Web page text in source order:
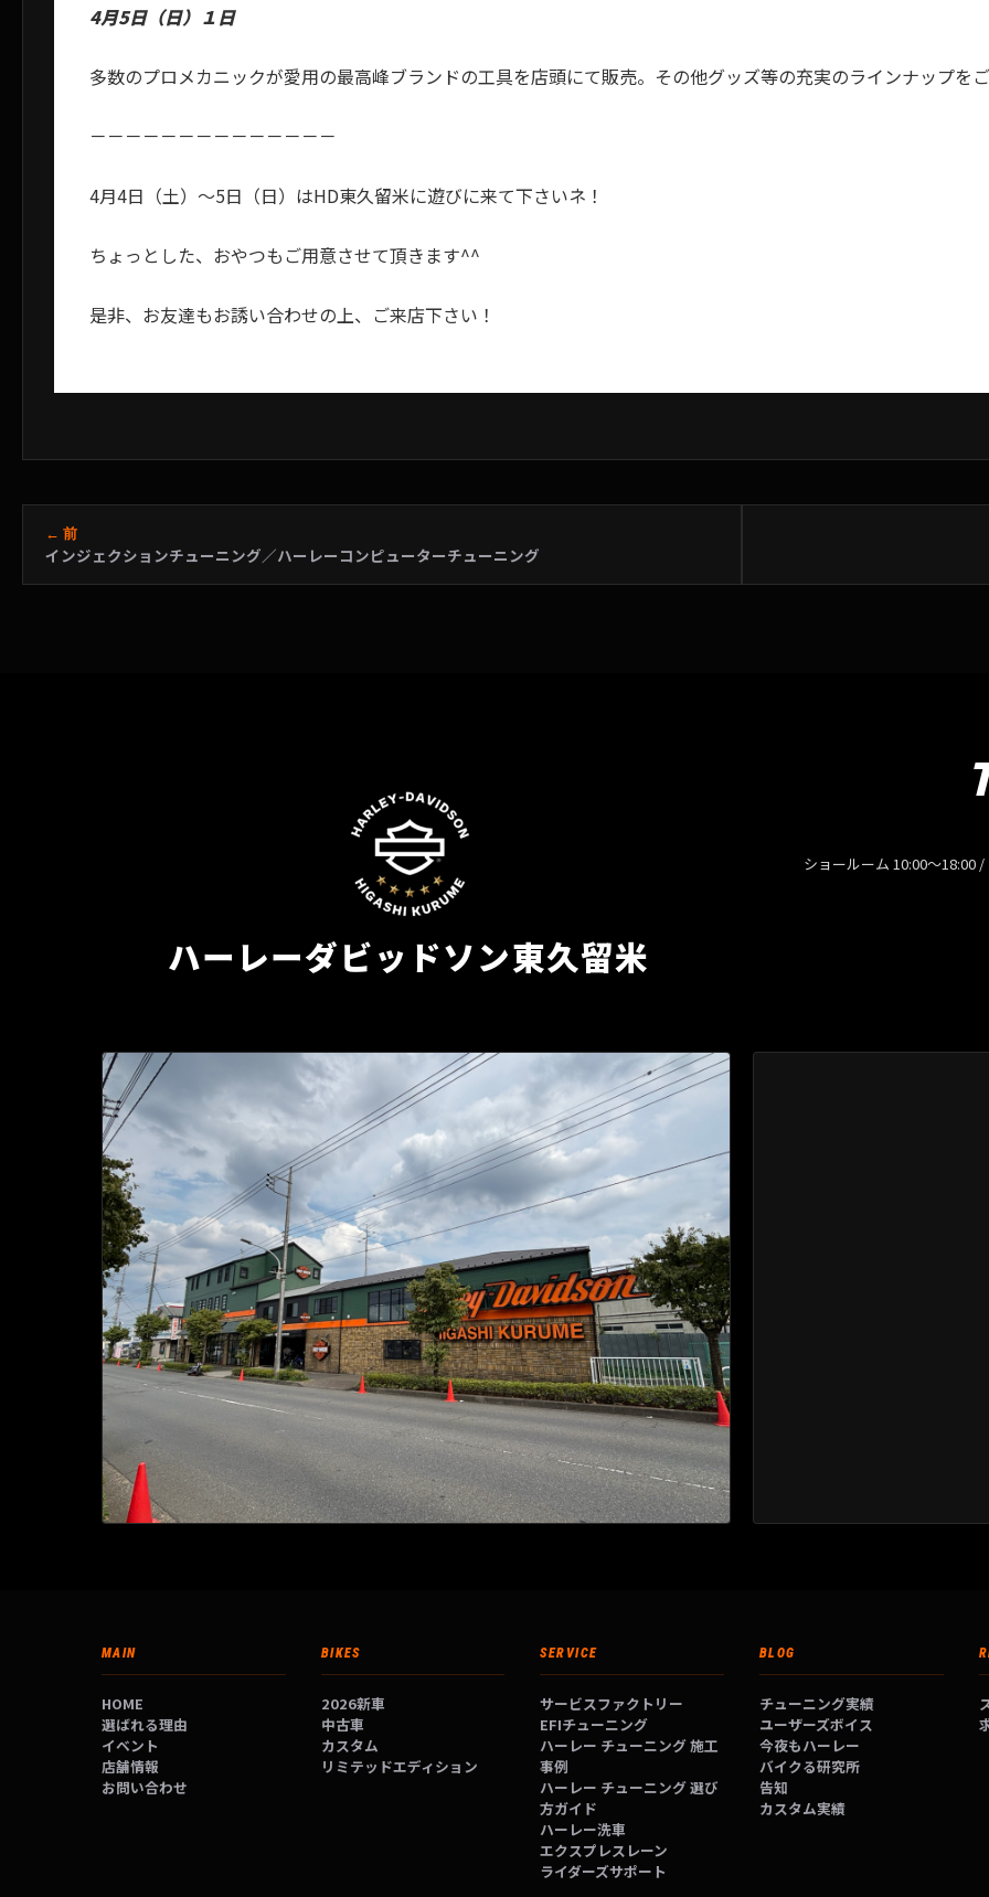
4月5日（日）１日
多数のプロメカニックが愛用の最高峰ブランドの工具を店頭にて販売。その他グッズ等の充実のラインナップを
－－－－－－－－－－－－－－
4月4日（土）～5日（日）はHD東久留米に遊びに来て下さいネ！
ちょっとした、おやつもご用意させて頂きます^^
是非、お友達もお誘い合わせの上、ご来店下さい！
← 前
インジェクションチューニング／ハーレーコンピューターチューニング
ハーレーダビッドソン東久留米
ショールーム 10:00〜18:00
MAIN
HOME
選ばれる理由
イベント
店舗情報
お問い合わせ
BIKES
2026新車
中古車
カスタム
リミテッドエディション
SERVICE
サービスファクトリー
EFIチューニング
ハーレー チューニング 施工
事例
ハーレー チューニング 選び
方ガイド
ハーレー洗車
エクスプレスレーン
ライダーズサポート
BLOG
チューニング実績
ユーザーズボイス
今夜もハーレー
バイクる研究所
告知
カスタム実績